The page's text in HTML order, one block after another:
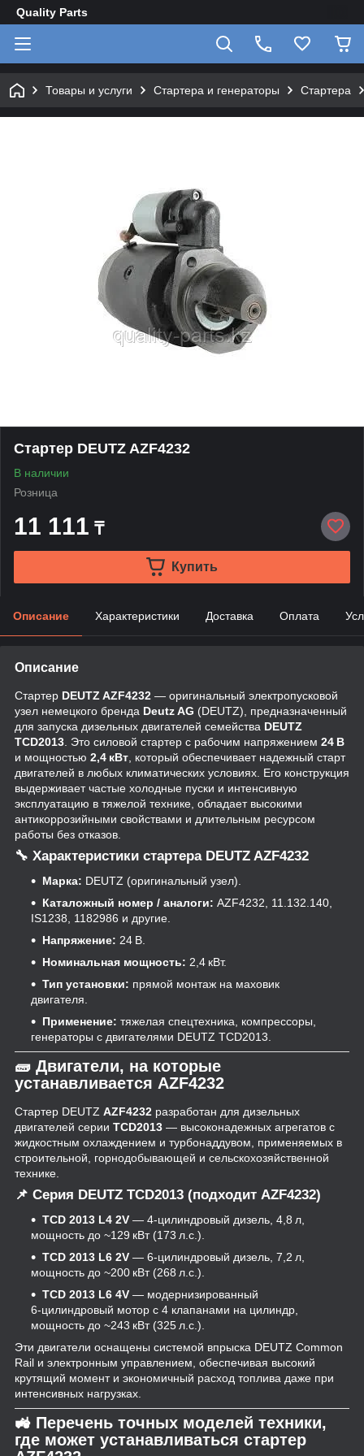
Quality Parts
Товары и услуги Стартера и генераторы Стартера
Стартер DEUTZ AZF4232
В наличии
Розница
11 111 ₸
Купить
Описание Характеристики Доставка Оплата
Описание
Стартер DEUTZ AZF4232 — оригинальный электропусковой
узел немецкого бренда Deutz AG (DEUTZ), предназначенный
для запуска дизельных двигателей семейства DEUTZ
TCD2013 . Это силовой стартер с рабочим напряжением 24 В
и мощностью 2,4 кВт , который обеспечивает надежный старт
двигателей в любых климатических условиях. Его конструкция
выдерживает частые холодные пуски и интенсивную
эксплуатацию в тяжелой технике, обладает высокими
антикоррозийными свойствами и длительным ресурсом
работы без отказов.
🔧 Характеристики стартера DEUTZ AZF4232
Марка: DEUTZ (оригинальный узел).
Каталожный номер / аналоги: AZF4232, 11.132.140,
IS1238, 1182986 и другие.
Напряжение: 24 В.
Номинальная мощность: 2,4 кВт.
Тип установки: прямой монтаж на маховик
двигателя.
Применение: тяжелая спецтехника, компрессоры,
генераторы с двигателями DEUTZ TCD2013.
🧱 Двигатели, на которые
устанавливается AZF4232
Стартер DEUTZ AZF4232 разработан для дизельных
двигателей серии TCD2013 — высоконадежных агрегатов с
жидкостным охлаждением и турбонаддувом, применяемых в
строительной, горнодобывающей и сельскохозяйственной
технике.
📌 Серия DEUTZ TCD2013 (подходит AZF4232)
TCD 2013 L4 2V — 4‑цилиндровый дизель, 4,8 л,
мощность до ~129 кВт (173 л.с.).
TCD 2013 L6 2V — 6‑цилиндровый дизель, 7,2 л,
мощность до ~200 кВт (268 л.с.).
TCD 2013 L6 4V — модернизированный
6‑цилиндровый мотор с 4 клапанами на цилиндр,
мощность до ~243 кВт (325 л.с.).
Эти двигатели оснащены системой впрыска DEUTZ Common
Rail и электронным управлением, обеспечивая высокий
крутящий момент и экономичный расход топлива даже при
интенсивных нагрузках.
🚜 Перечень точных моделей техники,
где может устанавливаться стартер